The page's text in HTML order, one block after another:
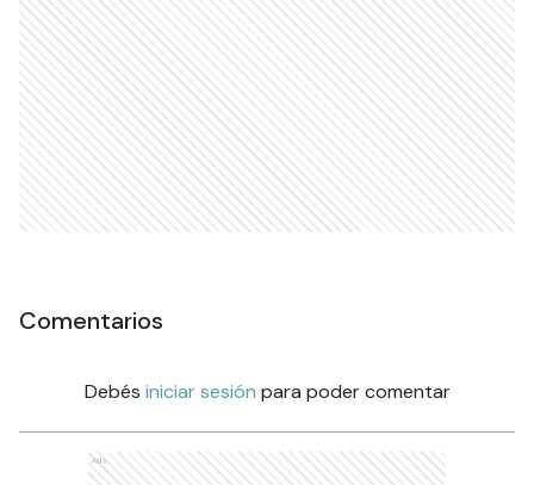
Comentarios
Debés iniciar sesión para poder comentar
Ads